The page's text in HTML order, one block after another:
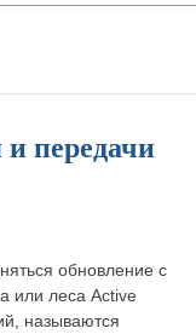
и передачи
обновление с
или леса Active
называются